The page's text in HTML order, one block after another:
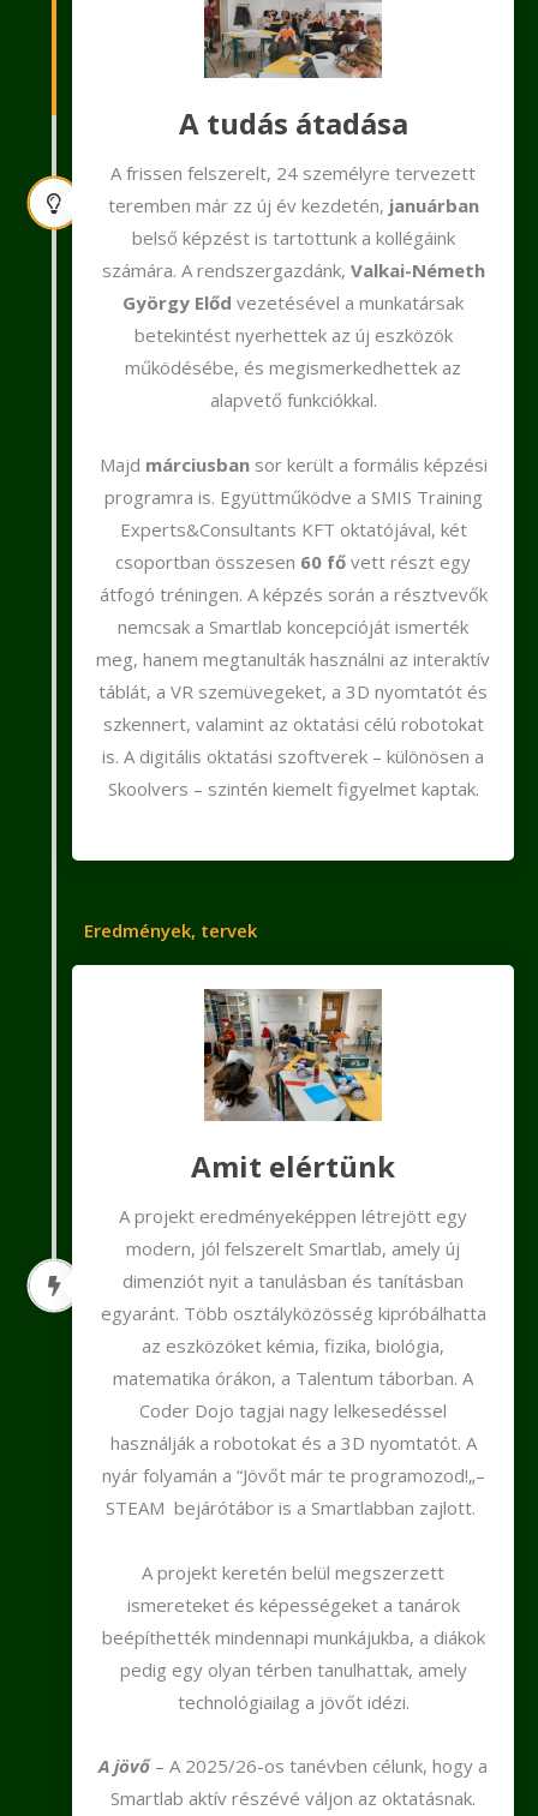
A tudás átadása
A frissen felszerelt, 24 személyre tervezett
teremben már zz új év kezdetén, januárban
belső képzést is tartottunk a kollégáink
számára. A rendszergazdánk, Valkai-Németh
György Előd vezetésével a munkatársak
betekintést nyerhettek az új eszközök
működésébe, és megismerkedhettek az
alapvető funkciókkal.
Majd márciusbansor került a formális képzési
programra is. Együttműködve a SMIS Training
Experts&Consultants KFT oktatójával, két
csoportban összesen 60 fő vett részt egy
átfogó tréningen. A képzés során a résztvevők
nemcsak a Smartlab koncepcióját ismerték
meg, hanem megtanulták használni az interaktív
táblát, a VR szemüvegeket, a 3D nyomtatót és
szkennert, valamint az oktatási célú robotokat
is. A digitális oktatási szoftverek – különösen a
Skoolvers – szintén kiemelt figyelmet kaptak.
Eredmények, tervek
Amit elértünk
A projekt eredményeképpen létrejött egy
modern, jól felszerelt Smartlab, amely új
dimenziót nyit a tanulásban és tanításban
egyaránt. Több osztályközösség kipróbálhatta
az eszközöket kémia, fizika, biológia,
matematika órákon, a Talentum táborban. A
Coder Dojo tagjai nagy lelkesedéssel
használják a robotokat és a 3D nyomtatót. A
nyár folyamán a “Jövőt már te programozod!„–
STEAM bejárótábor is a Smartlabban zajlott.
A projekt keretén belül megszerzett
ismereteket és képességeket a tanárok
beépíthették mindennapi munkájukba, a diákok
pedig egy olyan térben tanulhattak, amely
technológiailag a jövőt idézi.
A jövő– A 2025/26-os tanévben célunk, hogy a
Smartlab aktív részévé váljon az oktatásnak.